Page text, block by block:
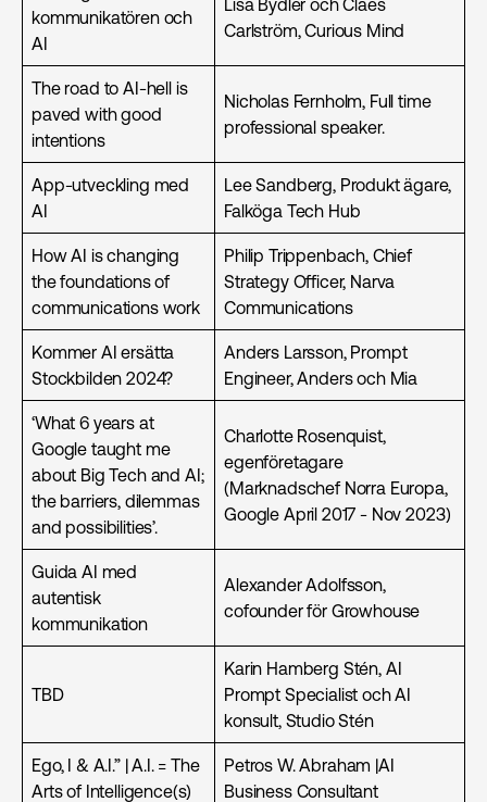
kommunikatören och
AI
Lisa Bydler och Claes
Carlström, Curious Mind
The road to AI-hell is
paved with good
intentions
Nicholas Fernholm, Full time
professional speaker.
App-utveckling med
AI
Lee Sandberg, Produkt ägare,
Falköga Tech Hub
How AI is changing
the foundations of
communications work
Philip Trippenbach, Chief
Strategy Officer, Narva
Communications
Kommer AI ersätta
Stockbilden 2024?
Anders Larsson, Prompt
Engineer, Anders och Mia
‘What 6 years at
Google taught me
about Big Tech and AI;
the barriers, dilemmas
and possibilities’.
Charlotte Rosenquist,
egenföretagare
(Marknadschef Norra Europa,
Google April 2017 - Nov 2023)
Guida AI med
autentisk
kommunikation
Alexander Adolfsson,
cofounder för Growhouse
TBD
Karin Hamberg Stén, AI
Prompt Specialist och AI
konsult, Studio Stén
Ego, I & A.I.” | A.I. = The
Arts of Intelligence(s)
Petros W. Abraham |AI
Business Consultant